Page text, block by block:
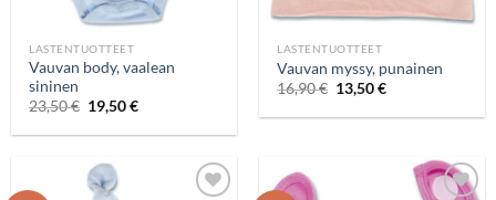
LASTENTUOTTEET
Vauvan body, vaalean
sininen
23,50€ 19,50€
LASTENTUOTTEET
Vauvan myssy, punainen
16,90€ 13,50€